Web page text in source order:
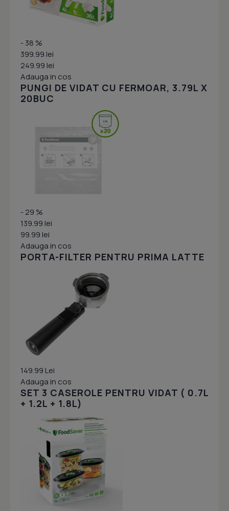
- 38 %
399.99 lei
249.99 lei
Adauga in cos
PUNGI DE VIDAT CU FERMOAR, 3.79L X
20BUC
- 29 %
139.99 lei
99.99 lei
Adauga in cos
PORTA-FILTER PENTRU PRIMA LATTE
149.99 Lei
Adauga in cos
SET 3 CASEROLE PENTRU VIDAT ( 0.7L
+ 1.2L + 1.8L)